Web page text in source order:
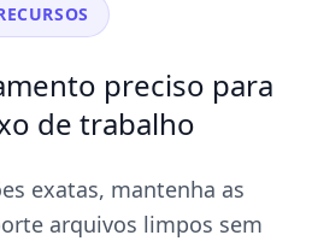
preciso para
de trabalho
exatas, mantenha as
arquivos limpos sem